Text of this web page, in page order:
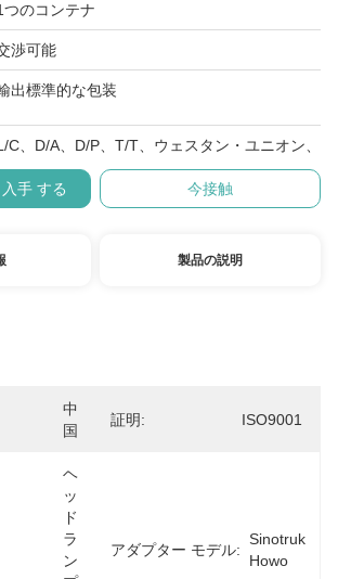
つのコンテナ
渉可能
出標準的な包装
C、D/A、D/P、T/T、ウェスタン・ユニオン、
手 する 今接触
製品の説明
中
国
証明: ISO9001
ヘ
ッ
ド
ラ
ン
アダプター モデル:
Sinotruk
Howo